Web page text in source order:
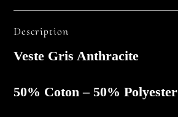
Description
Veste Gris Anthracite
50% Coton – 50% Polyester